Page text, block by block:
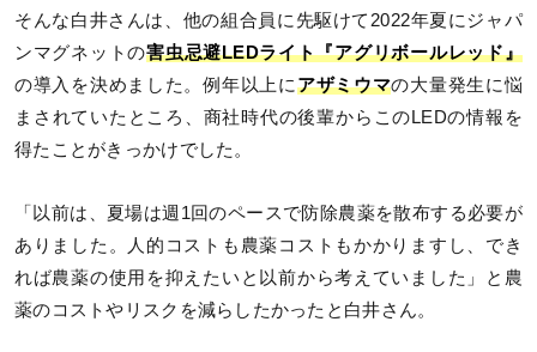
そんな白井さんは、他の組合員に先駆けて2022年夏にジャパ
ンマグネットの害虫忌避LEDライト『アグリボールレッド』
の導入を決めました。例年以上にアザミウマの大量発生に悩
まされていたところ、商社時代の後輩からこのLEDの情報を
得たことがきっかけでした。
「以前は、夏場は週1回のペースで防除農薬を散布する必要が
ありました。人的コストも農薬コストもかかりますし、でき
れば農薬の使用を抑えたいと以前から考えていました」と農
薬のコストやリスクを減らしたかったと白井さん。